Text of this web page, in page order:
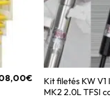
€
Kit filetés KW V1
MK2 2.0L TFSI